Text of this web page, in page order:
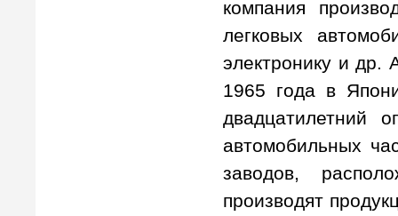
компания
легковых
электронику и др.
1965 года в
двадцатилетний
автомобильных
заводов,
производят